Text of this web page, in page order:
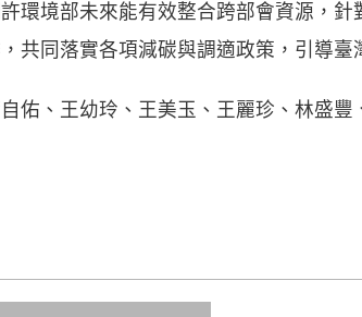
環境部未來能有效整合跨部會資源，
共同落實各項減碳與調適政策，引導臺
佑、王幼玲、王美玉、王麗珍、林盛